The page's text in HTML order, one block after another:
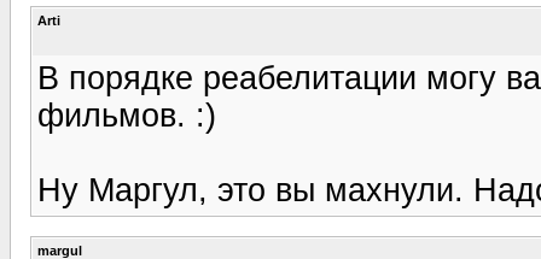
Arti
В порядке реабелитации могу
фильмов. :)
Ну Маргул, это вы махнули.
margul